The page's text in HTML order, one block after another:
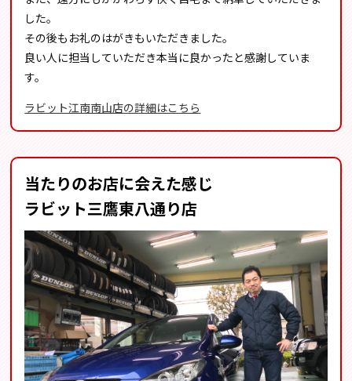
した。
その後もお礼のはがきもいただきました。
良い人に担当していただき本当に良かったと感謝していま
す。
ラビット江南南山店の詳細はこちら
当たりのお店に会えた感じ
ラビット三鷹東八通り店